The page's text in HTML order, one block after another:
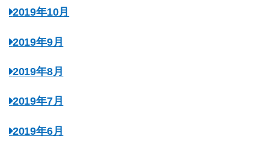
2019年10月
2019年9月
2019年8月
2019年7月
2019年6月